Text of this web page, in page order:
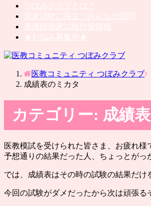
医教コミュニティ つぼみクラブ
成績表のミカタ
カテゴリー: 成績
医教模試を受けられた皆さま、お疲れ
予想通りの結果だった人、ちょっとがっ
では、成績表はその時の試験の結果だ
今回の試験がダメだったから次は頑張る